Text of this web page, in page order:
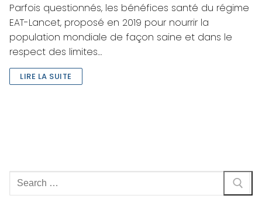
Parfois questionnés, les bénéfices santé du régime
EAT-Lancet, proposé en 2019 pour nourrir la
population mondiale de façon saine et dans le
respect des limites…
LIRE LA SUITE
Rechercher
: